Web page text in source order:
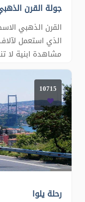
جولة القرن
القرن الذهبي
الذي استعمل
مشاهدة ابنية لا
الامبراطورية .
حامل راية النبي
بييرلوتي
التلفريك الكهر
10715
رحلة يلوا